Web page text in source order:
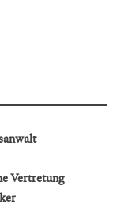
Vertretung